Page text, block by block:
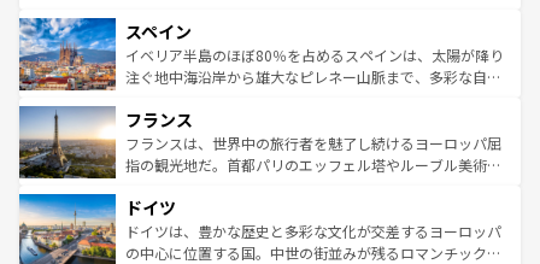
ろん、トスカーナの美しい田園風景やアマルフィ海岸の絶
景など、自然景観も見逃せない。観光の合間には、本場の
ピザやパスタなど、絶品のイタリア料理を堪能することも
ませてくれるイタリアで、忘れられない旅をしてみよう！
なお、新着のイタリア情報はコンテンツ一覧 を参照してほ
しい。
スペイン
イベリア半島のほぼ80％を占めるスペインは、太陽が降り
注ぐ地中海沿岸から雄大なピレネー山脈まで、多彩な自然
文化が根付くこの国では、情熱的なフラメンコ、熱気あふ
れる闘牛、そして美味しいタパスが生活の一部となってい
る。首都マドリードの洗練された雰囲気や、バルセロナの
の城塞都市、穏やかなビーチリゾートまで多彩な表情を見
せる。地方によって風土や気候が異なるスペインはその個
性で訪れる人を魅了する。 なお、新着のスペイン情報はコ
フランス
フランスは、世界中の旅行者を魅了し続けるヨーロッパ屈
指の観光地だ。首都パリのエッフェル塔やルーブル美術館
で、幅広い魅力が詰まっている。華麗な宮殿、歴史的な大
聖堂、美しいビーチ、そして豊かな自然が、訪れる者を心
から魅了する。また、フランスは美食の国としても知ら
ドイツ
ドイツは、豊かな歴史と多彩な文化が交差するヨーロッパ
の中心に位置する国。中世の街並みが残るロマンチック街